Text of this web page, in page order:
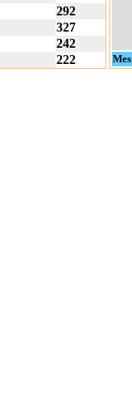
292
327
242
222 Mes